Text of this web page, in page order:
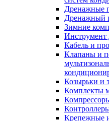
Дренажные
Дренажный
Зимние
Инструмент
Кабель и
Клапаны и
Козырьки и
Комплекты
Крепежные